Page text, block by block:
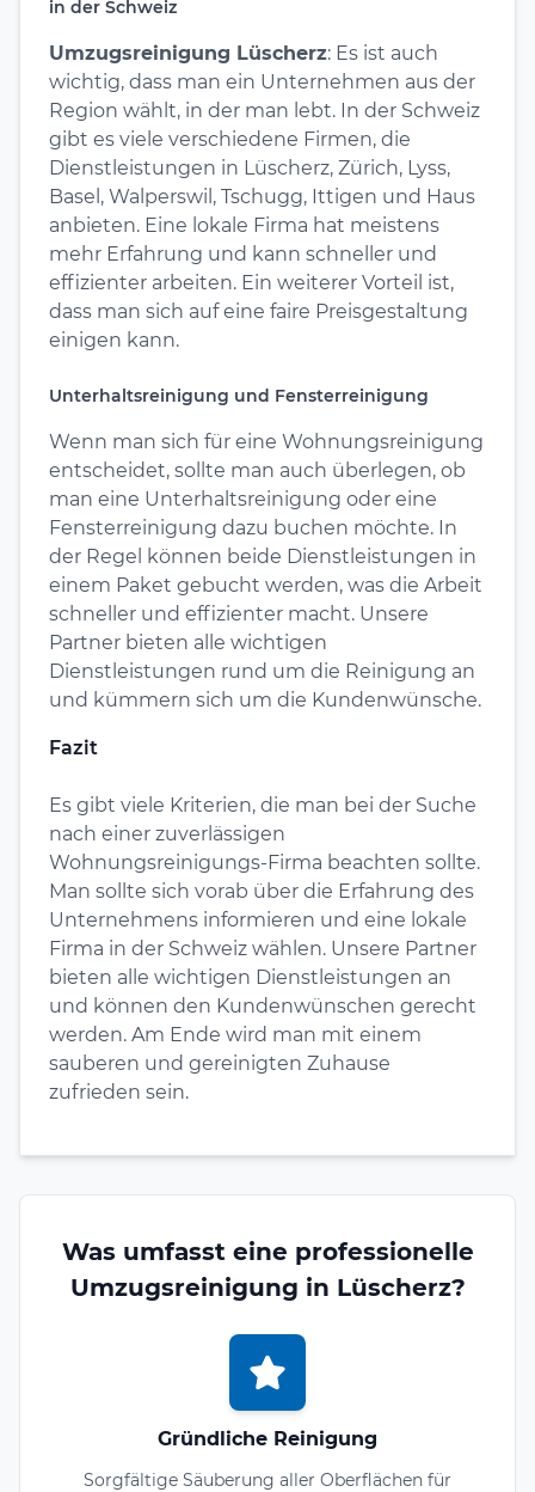
in der Schweiz
Umzugsreinigung Lüscherz: Es ist auch
wichtig, dass man ein Unternehmen aus der
Region wählt, in der man lebt. In der Schweiz
gibt es viele verschiedene Firmen, die
Dienstleistungen in Lüscherz, Zürich, Lyss,
Basel, Walperswil, Tschugg, Ittigen und Haus
anbieten. Eine lokale Firma hat meistens
mehr Erfahrung und kann schneller und
effizienter arbeiten. Ein weiterer Vorteil ist,
dass man sich auf eine faire Preisgestaltung
einigen kann.
Unterhaltsreinigung und Fensterreinigung
Wenn man sich für eine Wohnungsreinigung
entscheidet, sollte man auch überlegen, ob
man eine Unterhaltsreinigung oder eine
Fensterreinigung dazu buchen möchte. In
der Regel können beide Dienstleistungen in
einem Paket gebucht werden, was die Arbeit
schneller und effizienter macht. Unsere
Partner bieten alle wichtigen
Dienstleistungen rund um die Reinigung an
und kümmern sich um die Kundenwünsche.
Fazit
Es gibt viele Kriterien, die man bei der Suche
nach einer zuverlässigen
Wohnungsreinigungs-Firma beachten sollte.
Man sollte sich vorab über die Erfahrung des
Unternehmens informieren und eine lokale
Firma in der Schweiz wählen. Unsere Partner
bieten alle wichtigen Dienstleistungen an
und können den Kundenwünschen gerecht
werden. Am Ende wird man mit einem
sauberen und gereinigten Zuhause
zufrieden sein.
Was umfasst eine professionelle
Umzugsreinigung in Lüscherz?
Gründliche Reinigung
Sorgfältige Säuberung aller Oberflächen für